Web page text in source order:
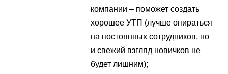
компании – поможет создать
хорошее УТП (лучше опираться
на постоянных сотрудников, но
и свежий взгляд новичков не
будет лишним);